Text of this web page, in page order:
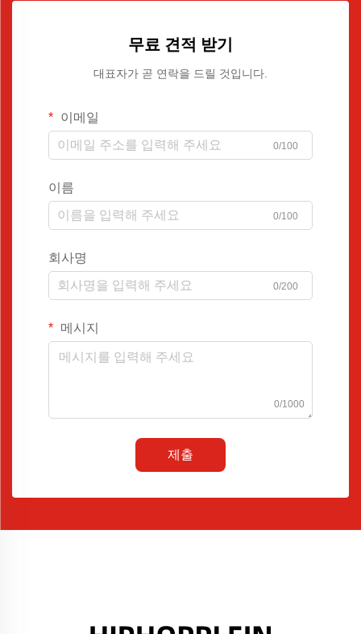
무료 견적 받기
대표자가 곧 연락을 드릴 것입니다.
이메일
0/100
이름
0/100
회사명
0/200
메시지
0/1000
제출